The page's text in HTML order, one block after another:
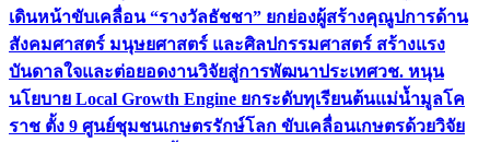
เดินหน้าขับเคลื่อน “รางวัลธัชชา” ยกย่องผู้สร้างคุณูปการด้าน
สังคมศาสตร์ มนุษยศาสตร์ และศิลปกรรมศาสตร์ สร้างแรง
บันดาลใจและต่อยอดงานวิจัยสู่การพัฒนาประเทศวช. หนุน
นโยบาย Local Growth Engine ยกระดับทุเรียนต้นแม่น้ำมูลโค
ราช ตั้ง 9 ศูนย์ชุมชนเกษตรรักษ์โลก ขับเคลื่อนเกษตรด้วยวิจัย